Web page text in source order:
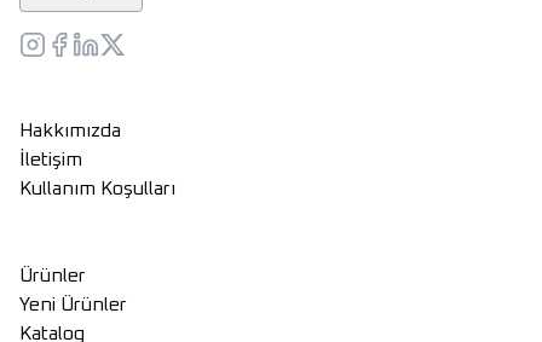
Hakkımızda
İletişim
Kullanım Koşulları
Ürünler
Yeni Ürünler
Katalog